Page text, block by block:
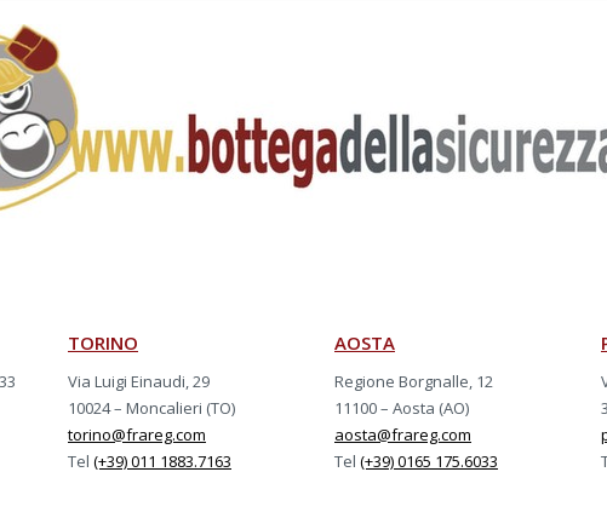
TORINO
Via Luigi Einaudi, 29
10024 – Moncalieri (TO)
torino@frareg.com
Tel (+39) 011 1883.7163
AOSTA
Regione Borgnalle, 12
11100 – Aosta (AO)
aosta@frareg.com
Tel (+39) 0165 175.6033